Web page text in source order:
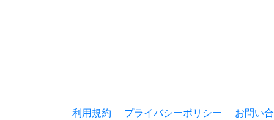
利用規約 プライバシーポリシー お問い